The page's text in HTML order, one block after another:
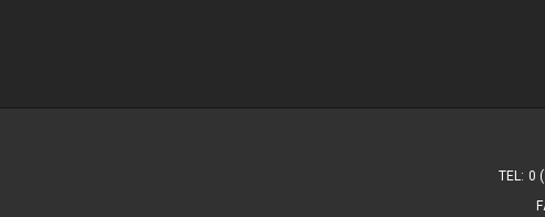
TEL: 0